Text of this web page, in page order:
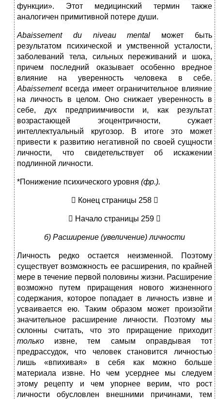
функции». Этот медицинский термин также
аналогичен примитивной потере души.
Abaissement du niveau mental
может быть
результатом психической и умственной усталости,
заболеваний тела, сильных переживаний и шока,
причем последний оказывает особенно вредное
влияние на уверенность человека в себе.
Abaissement всегда имеет ограничительное влияние
на личность в целом. Оно снижает уверенность в
себе, дух предприимчивости и, как результат
возрастающей эгоцентричности, сужает
интеллектуальный кругозор. В итоге это может
привести к развитию негативной по своей сущности
личности, что свидетельствует об искажении
подлинной личности.
*Понижение психического уровня (фр.).
 Конец страницы 258 
 Начало страницы 259 
б) Расширение (увеличение) личности
Личность редко остается неизменной. Поэтому
существует возможность ее расширения, по крайней
мере в течение первой половины жизни. Расширение
возможно путем приращения нового жизненного
содержания, которое попадает в личность извне и
усваивается ею. Таким образом может произойти
значительное расширение личности. Поэтому мы
склонны считать, что это приращение приходит
только извне, тем самым оправдывая тот
предрассудок, что человек становится личностью
лишь «впихивая» в себя как можно больше
материала извне. Но чем усерднее мы следуем
этому рецепту и чем упорнее верим, что рост
личности обусловлен внешними причинами, тем